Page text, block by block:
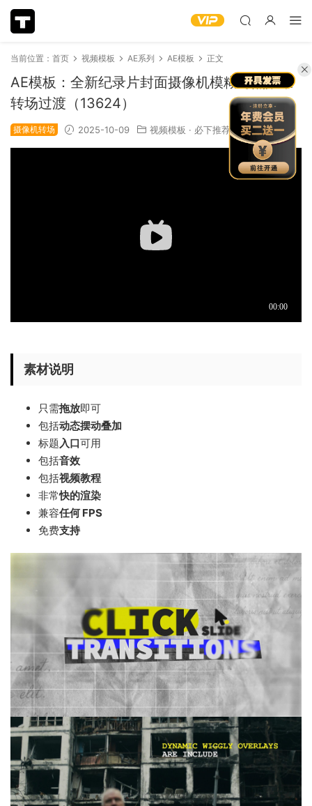
当前位置： 首页 视频模板 AE系列 AE模板 正文
AE模板：全新纪录片封面摄像机模糊对焦效果
转场过渡（13624）
摄像机转场 2025-10-09 视频模板 · 必下推荐 1.15k
素材说明
只需拖放即可
包括动态摆动叠加
标题入口可用
包括音效
包括视频教程
非常快的渲染
兼容任何 FPS
免费支持